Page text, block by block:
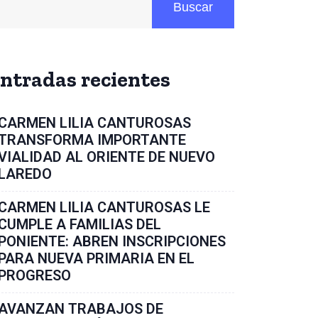
Buscar
recientes
LILIA CANTUROSAS
IMPORTANTE
AL ORIENTE DE NUEVO
LILIA CANTUROSAS LE
A FAMILIAS DEL
ABREN INSCRIPCIONES
NUEVA PRIMARIA EN EL
TRABAJOS DE